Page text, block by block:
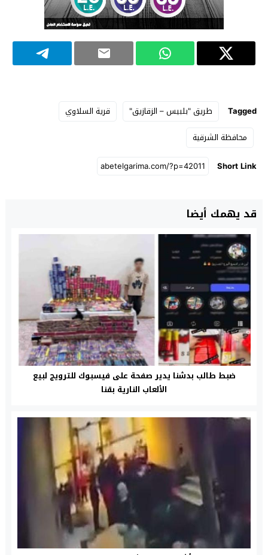
Tagged طريق "بلبيس – الزقازيق"
قرية السلاوي
محافظة الشرقية
Short Link
قد يهمك أيضا
ضبط طالب بدشنا يدير صفحة على فيسبوك للترويج لبيع
الألعاب النارية بقنا